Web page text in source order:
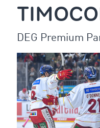
DEG Premium